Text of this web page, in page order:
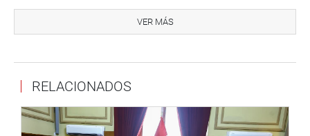
congresista Waldemar Cerrón Rojas, quien remarcó que
«no somos antimineros» y demandó la responsabilidad
El congresista Hernando Guerra García (FP), hizo
referencia a los proyectos mineros paralizados -como el
de Las Bambas, entre otros casos- y demandó que el
gobierno permita la inversión porque la minería sustenta
VER MÁS
RELACIONADOS